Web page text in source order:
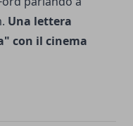
Una lettera
con il cinema